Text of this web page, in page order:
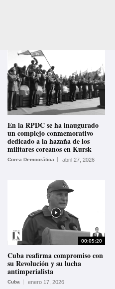
En la RPDC se ha inaugurado
un complejo conmemorativo
dedicado a la hazaña de los
militares coreanos en Kursk
Corea Democrática abril 27, 2026
00:05:20
Cuba reafirma compromiso con
su Revolución y su lucha
antimperialista
Cuba enero 17, 2026